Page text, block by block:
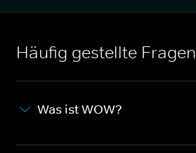
Häufig gestellte Fragen
Was ist WOW?